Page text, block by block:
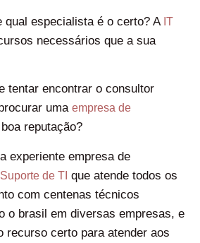
qual especialista é o certo? A IT
necessários que a sua
tentar encontrar o consultor
uma empresa de
reputação?
experiente empresa de
Suporte de TI que atende todos os
com centenas técnicos
o brasil em diversas empresas, e
recurso certo para atender aos